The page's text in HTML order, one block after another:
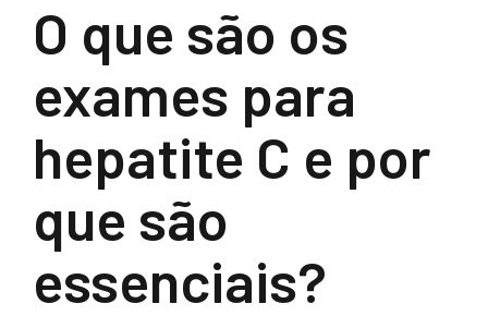
O que são os
exames para
hepatite C e por
que são
essenciais?